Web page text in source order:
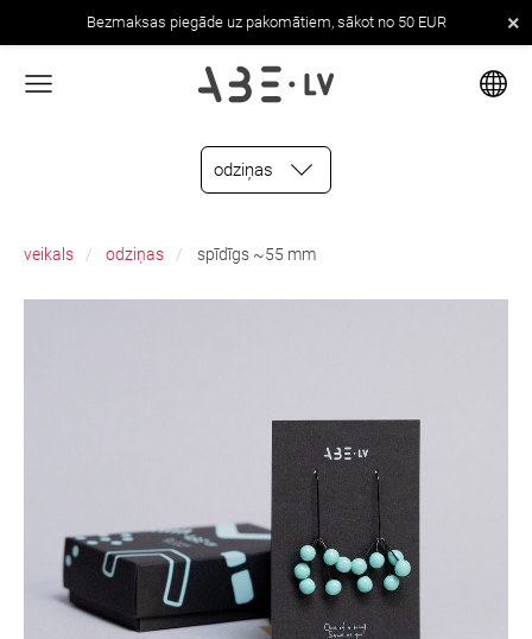
Bezmaksas piegāde uz pakomātiem, sākot no 50 EUR ×
odziņas
veikals odziņas spīdīgs ~55 mm